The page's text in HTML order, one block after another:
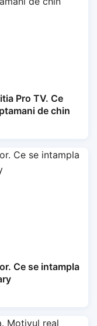
Pro TV. Ce
de chin
Ce se intampla